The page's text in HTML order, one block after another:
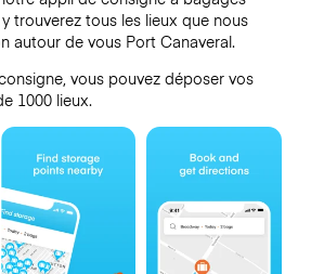
trouverez tous les lieux que nous
autour de vous Port Canaveral.
vous pouvez déposer vos
1000 lieux.